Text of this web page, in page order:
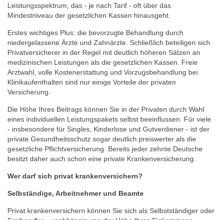
Leistungsspektrum, das - je nach Tarif - oft über das
Mindestniveau der gesetzlichen Kassen hinausgeht.
Erstes wichtiges Plus: die bevorzugte Behandlung durch
niedergelassene Ärzte und Zahnärzte. Schließlich beteiligen sich
Privatversicherer in der Regel mit deutlich höheren Sätzen an
medizinischen Leistungen als die gesetzlichen Kassen. Freie
Arztwahl, volle Kostenerstattung und Vorzugsbehandlung bei
Klinikaufenthalten sind nur einige Vorteile der privaten
Versicherung.
Die Höhe Ihres Beitrags können Sie in der Privaten durch Wahl
eines individuellen Leistungspakets selbst beeinflussen. Für viele
- insbesondere für Singles, Kinderlose und Gutverdiener - ist der
private Gesundheitsschutz sogar deutlich preiswerter als die
gesetzliche Pflichtversicherung. Bereits jeder zehnte Deutsche
besitzt daher auch schon eine private Krankenversicherung.
Wer darf sich privat krankenversichern?
Selbständige, Arbeitnehmer und Beamte
Privat krankenversichern können Sie sich als Selbstständiger oder